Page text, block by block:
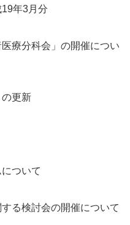
19年3月分
療分科会」の開催につい
の更新
ついて
る検討会の開催について